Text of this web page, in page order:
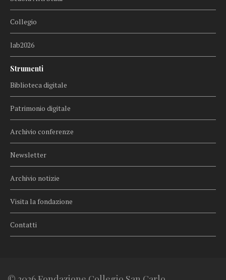
Collegio
lab2026
Strumenti
Biblioteca digitale
Patrimonio digitale
Archivio conferenze
Newsletter
Archivio notizie
Visita la fondazione
Contatti